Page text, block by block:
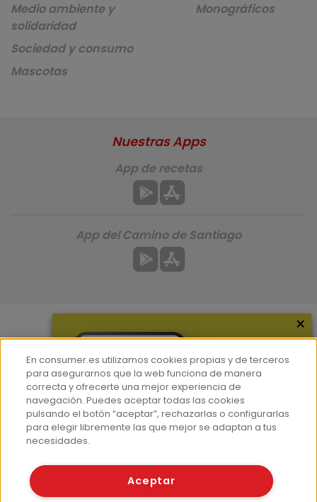
Medio ambiente y
solidaridad
Sociedad y consumo
Mascotas
Monográficos
Más información
¿Quiénes somos?
Hemeroteca
Contacto
Prensa
Nuestras Apps
App de recetas
App del Camino de Santiago
© Fundación EROSKI
×
En consumer.es utilizamos cookies propias y de terceros
para asegurarnos que la web funciona de manera
correcta y ofrecerte una mejor experiencia de
navegación. Puedes aceptar todas las cookies
pulsando el botón “aceptar”, rechazarlas o configurarlas
para elegir libremente las que mejor se adaptan a tus
necesidades.
Aceptar